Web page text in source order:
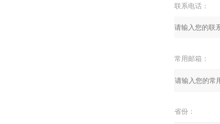
联系电话：
常用邮箱：
省份：